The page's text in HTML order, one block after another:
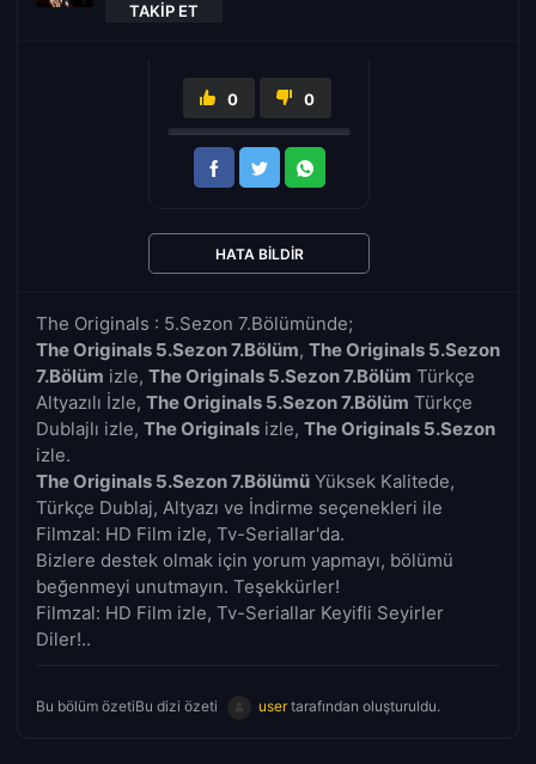
TAKIP ET
The Originals : 5.Sezon 7.Bölümünde;
The Originals 5.Sezon 7.Bölüm, The Originals 5.Sezon
7.Bölüm izle, The Originals 5.Sezon 7.Bölüm Türkçe
Altyazılı İzle, The Originals 5.Sezon 7.Bölüm Türkçe
Dublajlı izle, The Originals izle, The Originals 5.Sezon
izle.
The Originals 5.Sezon 7.Bölümü Yüksek Kalitede,
Türkçe Dublaj, Altyazı ve İndirme seçenekleri ile
Filmzal: HD Film izle, Tv-Seriallar'da.
Bizlere destek olmak için yorum yapmayı, bölümü
beğenmeyi unutmayın. Teşekkürler!
Filmzal: HD Film izle, Tv-Seriallar Keyifli Seyirler
Diler!..
Bu bölüm özetiBu dizi özeti usertarafından oluşturuldu.
0 0
HATA BILDIR